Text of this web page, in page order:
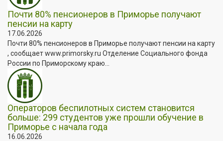
Почти 80% пенсионеров в Приморье получают
пенсии на карту
17.06.2026
Почти 80% пенсионеров в Приморье получают пенсии на карту
, сообщает www.primorsky.ru Отделение Социального фонда
России по Приморскому краю...
Операторов беспилотных систем становится
больше: 299 студентов уже прошли обучение в
Приморье с начала года
16.06.2026